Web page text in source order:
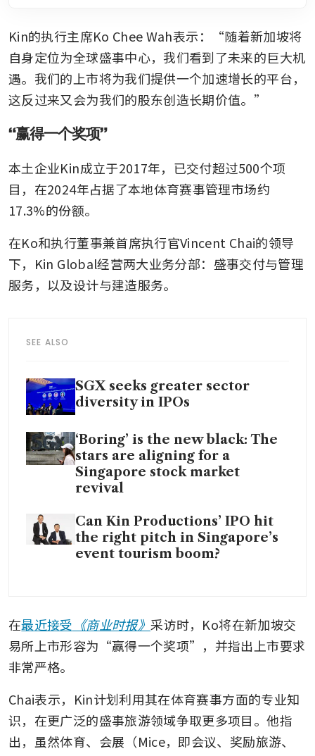
Kin的执行主席Ko Chee Wah表示：“随着新加坡将
自身定位为全球盛事中心，我们看到了未来的巨大机
遇。我们的上市将为我们提供一个加速增长的平台，
这反过来又会为我们的股东创造长期价值。”
“赢得一个奖项”
本土企业Kin成立于2017年，已交付超过500个项
目，在2024年占据了本地体育赛事管理市场约
17.3%的份额。
在Ko和执行董事兼首席执行官Vincent Chai的领导
下，Kin Global经营两大业务分部：盛事交付与管理
服务，以及设计与建造服务。
SEE ALSO
SGX seeks greater sector
diversity in IPOs
‘Boring’ is the new black: The
stars are aligning for a
Singapore stock market
revival
Can Kin Productions’ IPO hit
the right pitch in Singapore’s
event tourism boom?
在最近接受 《商业时报》 采访时，Ko将在新加坡交
易所上市形容为“赢得一个奖项”，并指出上市要求
非常严格。
Chai表示，Kin计划利用其在体育赛事方面的专业知
识，在更广泛的盛事旅游领域争取更多项目。他指
出，虽然体育、会展（Mice，即会议、奖励旅游、